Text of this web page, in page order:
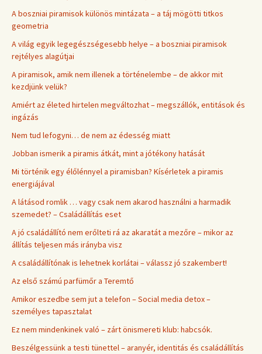
A boszniai piramisok különös mintázata – a táj mögötti titkos
geometria
A világ egyik legegészségesebb helye – a boszniai piramisok
rejtélyes alagútjai
A piramisok, amik nem illenek a történelembe – de akkor mit
kezdjünk velük?
Amiért az életed hirtelen megváltozhat – megszállók, entitások és
ingázás
Nem tud lefogyni… de nem az édesség miatt
Jobban ismerik a piramis átkát, mint a jótékony hatását
Mi történik egy élőlénnyel a piramisban? Kísérletek a piramis
energiájával
A látásod romlik … vagy csak nem akarod használni a harmadik
szemedet? – Családállítás eset
A jó családállító nem erőlteti rá az akaratát a mezőre – mikor az
állítás teljesen más irányba visz
A családállítónak is lehetnek korlátai – válassz jó szakembert!
Az első számú parfümőr a Teremtő
Amikor eszedbe sem jut a telefon – Social media detox –
személyes tapasztalat
Ez nem mindenkinek való – zárt önismereti klub: habcsók.
Beszélgessünk a testi tünettel – aranyér, identitás és családállítás